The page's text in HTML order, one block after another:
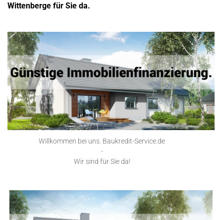
Wittenberge für Sie da.
Willkommen bei uns. Baukredit-Service.de
-
Wir sind für Sie da!